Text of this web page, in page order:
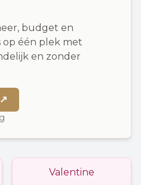
budget en
één plek met
en zonder
↗
Valentine